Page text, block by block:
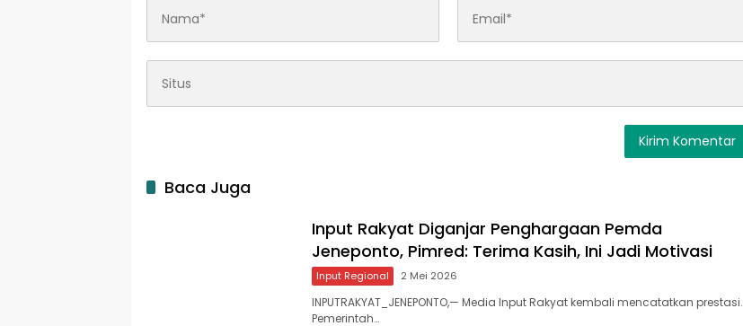
Baca Juga
Input Rakyat Diganjar Penghargaan Pemda
Jeneponto, Pimred: Terima Kasih, Ini Jadi Motivasi
Input Regional 2 Mei 2026
INPUTRAKYAT_JENEPONTO,— Media Input Rakyat kembali mencatatkan prestasi.
Pemerintah…